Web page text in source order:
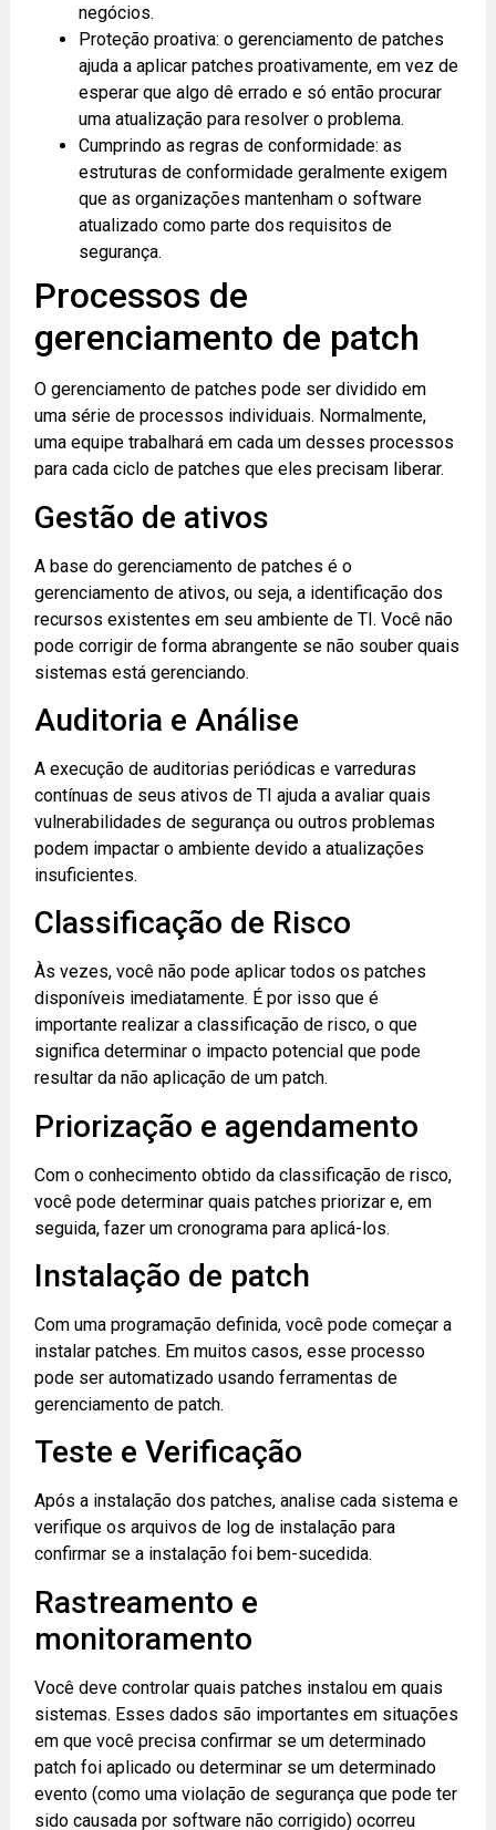
negócios.
Proteção proativa: o gerenciamento de patches
ajuda a aplicar patches proativamente, em vez de
esperar que algo dê errado e só então procurar
uma atualização para resolver o problema.
Cumprindo as regras de conformidade: as
estruturas de conformidade geralmente exigem
que as organizações mantenham o software
atualizado como parte dos requisitos de
segurança.
Processos de
gerenciamento de patch
O gerenciamento de patches pode ser dividido em
uma série de processos individuais. Normalmente,
uma equipe trabalhará em cada um desses processos
para cada ciclo de patches que eles precisam liberar.
Gestão de ativos
A base do gerenciamento de patches é o
gerenciamento de ativos, ou seja, a identificação dos
recursos existentes em seu ambiente de TI. Você não
pode corrigir de forma abrangente se não souber quais
sistemas está gerenciando.
Auditoria e Análise
A execução de auditorias periódicas e varreduras
contínuas de seus ativos de TI ajuda a avaliar quais
vulnerabilidades de segurança ou outros problemas
podem impactar o ambiente devido a atualizações
insuficientes.
Classificação de Risco
Às vezes, você não pode aplicar todos os patches
disponíveis imediatamente. É por isso que é
importante realizar a classificação de risco, o que
significa determinar o impacto potencial que pode
resultar da não aplicação de um patch.
Priorização e agendamento
Com o conhecimento obtido da classificação de risco,
você pode determinar quais patches priorizar e, em
seguida, fazer um cronograma para aplicá-los.
Instalação de patch
Com uma programação definida, você pode começar a
instalar patches. Em muitos casos, esse processo
pode ser automatizado usando ferramentas de
gerenciamento de patch.
Teste e Verificação
Após a instalação dos patches, analise cada sistema e
verifique os arquivos de log de instalação para
confirmar se a instalação foi bem-sucedida.
Rastreamento e
monitoramento
Você deve controlar quais patches instalou em quais
sistemas. Esses dados são importantes em situações
em que você precisa confirmar se um determinado
patch foi aplicado ou determinar se um determinado
evento (como uma violação de segurança que pode ter
sido causada por software não corrigido) ocorreu